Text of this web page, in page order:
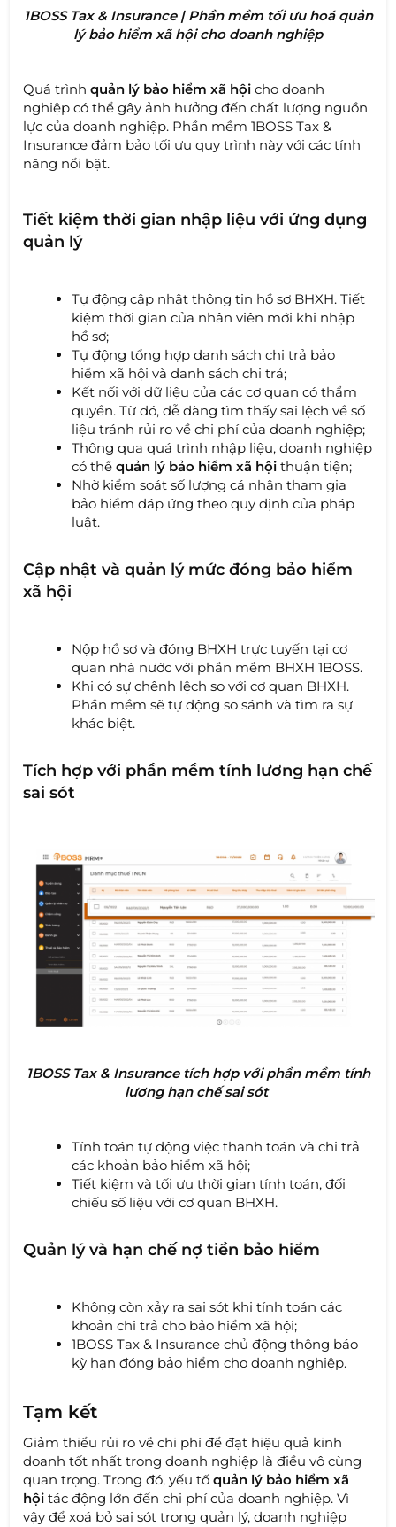
1BOSS Tax & Insurance | Phần mềm tối ưu hoá quản
lý bảo hiểm xã hội cho doanh nghiệp
Quá trìnhquản lý bảo hiểm xã hộicho doanh
nghiệp có thể gây ảnh hưởng đến chất lượng nguồn
lực của doanh nghiệp. Phần mềm 1BOSS Tax &
Insurance đảm bảo tối ưu quy trình này với các tính
năng nổi bật.
Tiết kiệm thời gian nhập liệu với ứng dụng
quản lý
Tự động cập nhật thông tin hồ sơ BHXH. Tiết
kiệm thời gian của nhân viên mới khi nhập
hồ sơ;
Tự động tổng hợp danh sách chi trả bảo
hiểm xã hội và danh sách chi trả;
Kết nối với dữ liệu của các cơ quan có thẩm
quyền. Từ đó, dễ dàng tìm thấy sai lệch về số
liệu tránh rủi ro về chi phí của doanh nghiệp;
Thông qua quá trình nhập liệu, doanh nghiệp
có thểquản lý bảo hiểm xã hội thuận tiện;
Nhờ kiểm soát số lượng cá nhân tham gia
bảo hiểm đáp ứng theo quy định của pháp
luật.
Cập nhật và quản lý mức đóng bảo hiểm
xã hội
Nộp hồ sơ và đóng BHXH trực tuyến tại cơ
quan nhà nước với phần mềm BHXH 1BOSS.
Khi có sự chênh lệch so với cơ quan BHXH.
Phần mềm sẽ tự động so sánh và tìm ra sự
khác biệt.
Tích hợp với phần mềm tính lương hạn chế
sai sót
1BOSS Tax & Insurance tích hợp với phần mềm tính
lương hạn chế sai sót
Tính toán tự động việc thanh toán và chi trả
các khoản bảo hiểm xã hội;
Tiết kiệm và tối ưu thời gian tính toán, đối
chiếu số liệu với cơ quan BHXH.
Quản lý và hạn chế nợ tiền bảo hiểm
Không còn xảy ra sai sót khi tính toán các
khoản chi trả cho bảo hiểm xã hội;
1BOSS Tax & Insurance chủ động thông báo
kỳ hạn đóng bảo hiểm cho doanh nghiệp.
Tạm kết
Giảm thiểu rủi ro về chi phí để đạt hiệu quả kinh
doanh tốt nhất trong doanh nghiệp là điều vô cùng
quan trọng. Trong đó, yếu tốquản lý bảo hiểm xã
hội tác động lớn đến chi phí của doanh nghiệp. Vì
vậy để xoá bỏ sai sót trong quản lý, doanh nghiệp